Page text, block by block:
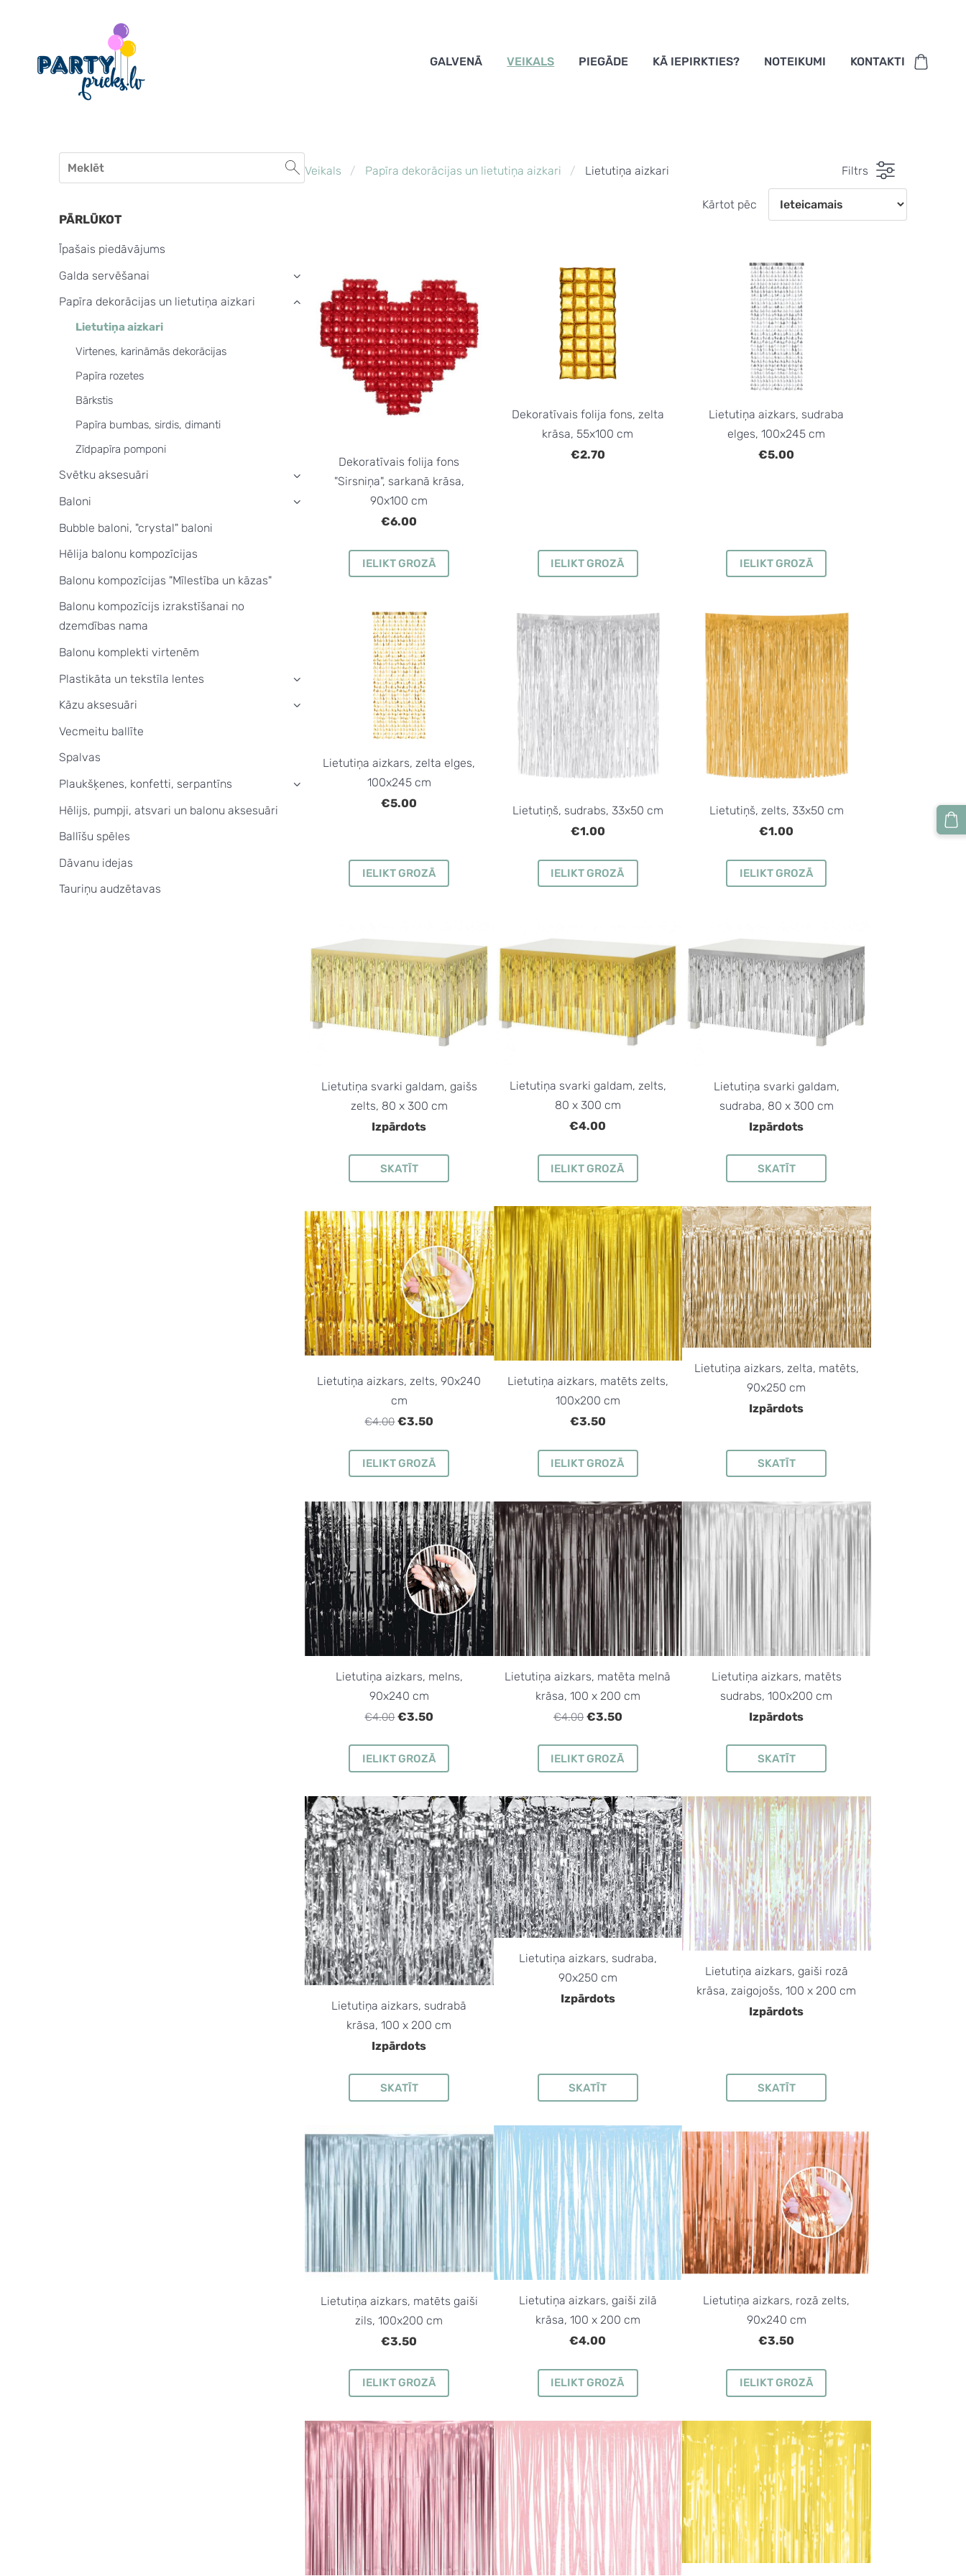
GALVENĀ VEIKALS PIEGĀDE KĀ IEPIRKTIES? NOTEIKUMI KONTAKTI
PĀRLŪKOT
Īpašais piedāvājums
Galda servēšanai
›
Papīra dekorācijas un lietutiņa aizkari
Lietutiņa aizkari
Virtenes, karināmās dekorācijas
Papīra rozetes
Bārkstis
Papīra bumbas, sirdis, dimanti
Zīdpapīra pomponi
›
Svētku aksesuāri ›
Baloni ›
Bubble baloni, "crystal" baloni
Hēlija balonu kompozīcijas
Balonu kompozīcijas "Mīlestība un kāzas"
Balonu kompozīcijs izrakstīšanai no
dzemdības nama
Balonu komplekti virtenēm
Plastikāta un tekstīla lentes
›
Kāzu aksesuāri ›
Vecmeitu ballīte
Spalvas
Plaukšķenes, konfetti, serpantīns
›
Hēlijs, pumpji, atsvari un balonu aksesuāri
Ballīšu spēles
Dāvanu idejas
Tauriņu audzētavas
Veikals Papīra dekorācijas un lietutiņa aizkari Lietutiņa aizkari Filtrs
Kārtot pēc
Dekoratīvais folija fons
"Sirsniņa", sarkanā krāsa,
90x100 cm
€6.00
IELIKT GROZĀ
Dekoratīvais folija fons, zelta
krāsa, 55x100 cm
€2.70
IELIKT GROZĀ
Lietutiņa aizkars, sudraba
elges, 100x245 cm
€5.00
IELIKT GROZĀ
Lietutiņa aizkars, zelta elges,
100x245 cm
€5.00
IELIKT GROZĀ
Lietutiņš, sudrabs, 33x50 cm
€1.00
IELIKT GROZĀ
Lietutiņš, zelts, 33x50 cm
€1.00
IELIKT GROZĀ
Lietutiņa svarki galdam, gaišs
zelts, 80 x 300 cm
Izpārdots
SKATĪT
Lietutiņa svarki galdam, zelts,
80 x 300 cm
€4.00
IELIKT GROZĀ
Lietutiņa svarki galdam,
sudraba, 80 x 300 cm
Izpārdots
SKATĪT
Lietutiņa aizkars, zelts, 90x240
cm
€4.00 €3.50
IELIKT GROZĀ
Lietutiņa aizkars, matēts zelts,
100x200 cm
€3.50
IELIKT GROZĀ
Lietutiņa aizkars, zelta, matēts,
90x250 cm
Izpārdots
SKATĪT
Lietutiņa aizkars, melns,
90x240 cm
€4.00 €3.50
IELIKT GROZĀ
Lietutiņa aizkars, matēta melnā
krāsa, 100 x 200 cm
€4.00 €3.50
IELIKT GROZĀ
Lietutiņa aizkars, matēts
sudrabs, 100x200 cm
Izpārdots
SKATĪT
Lietutiņa aizkars, sudrabā
krāsa, 100 x 200 cm
Izpārdots
SKATĪT
Lietutiņa aizkars, sudraba,
90x250 cm
Izpārdots
SKATĪT
Lietutiņa aizkars, gaiši rozā
krāsa, zaigojošs, 100 x 200 cm
Izpārdots
SKATĪT
Lietutiņa aizkars, matēts gaiši
zils, 100x200 cm
€3.50
IELIKT GROZĀ
Lietutiņa aizkars, gaiši zilā
krāsa, 100 x 200 cm
€4.00
IELIKT GROZĀ
Lietutiņa aizkars, rozā zelts,
90x240 cm
€3.50
IELIKT GROZĀ